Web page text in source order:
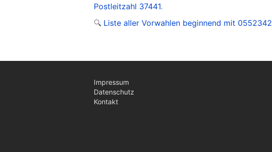
Postleitzahl 37441.
🔍 Liste aller Vorwahlen beginnend mit 0552342
Impressum
Datenschutz
Kontakt